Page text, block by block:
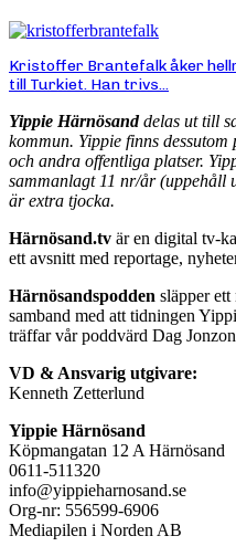
Kristoffer Brantefalk åker
till Turkiet. Han trivs...
Yippie Härnösanddelas ut till
kommun. Yippie finns
och andra offentliga platser.
sammanlagt 11 nr/år (uppehåll
är extra tjocka.
Härnösand.tv är en digital tv-
ett avsnitt med reportage,
Härnösandspodden släpper
samband med att tidningen
träffar vår poddvärd Dag
VD & Ansvarig utgivare:
Kenneth Zetterlund
Yippie Härnösand
Köpmangatan 12 A Härnösand
0611-511320
info@yippieharnosand.se
Org-nr: 556599-6906
Mediapilen i Norden AB